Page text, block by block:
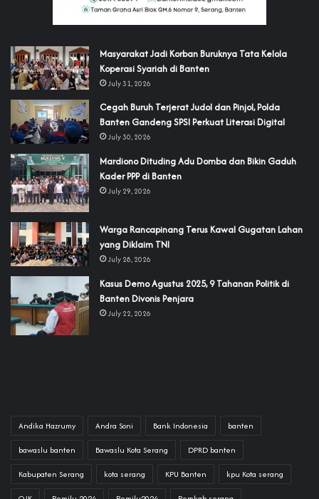
‎Masyarakat Jadi Korban Buruknya Tata Kelola
Koperasi Syariah di Banten
July 31, 2026
Cegah Buruh Terjerat Judol dan Pinjol, Polda
Banten Gandeng SPSI Perkuat Literasi Digital
July 30, 2026
‎Mardiono Dituding Adu Domba dan Bikin Gaduh
Kader PPP di Banten
July 29, 2026
‎Warga Rancapinang Terus Kawal Gugatan Lahan
yang Diklaim TNI‎‎
July 28, 2026
‎Kasus Demo Agustus 2025, 9 Tahanan Politik di
Banten Divonis Penjara
July 22, 2026
Andika Hazrumy Andra Soni Bank Indonesia banten
bawaslu banten Bawaslu Kota Serang DPRD banten
Kabupaten Serang kota serang KPU Banten kpu Kota serang